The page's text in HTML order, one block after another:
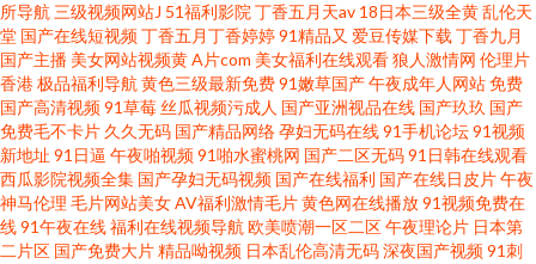
所导航 三级视频网站J 51福利影院 丁香五月天av 18日本三级全黄乱伦天
堂 国产在线短视频丁香五月丁香婷婷91精品又 爱豆传媒下载 丁香九月
国产主播 美女网站视频黄A片com 美女福利在线观看狼人激情网 伦理片
香港极品福利导航 黄色三级最新免费91嫩草国产午夜成年人网站免费
国产高清视频91草莓丝瓜视频污成人 国产亚洲视品在线 国产玖玖 国产
免费毛不卡片 久久无码 国产精品网络孕妇无码在线91手机论坛91视频
新地址 91日逼 午夜啪视频91啪水蜜桃网 国产二区无码91日韩在线观看
西瓜影院视频全集 国产孕妇无码视频 国产在线福利 国产在线日皮片午夜
神马伦理 毛片网站美女AV福利激情毛片黄色网在线播放91视频免费在
线91午夜在线福利在线视频导航 欧美喷潮一区二区午夜理论片 日本第
二片区 国产免费大片精品呦视频 日本乱伦高清无码深夜国产视频91刺